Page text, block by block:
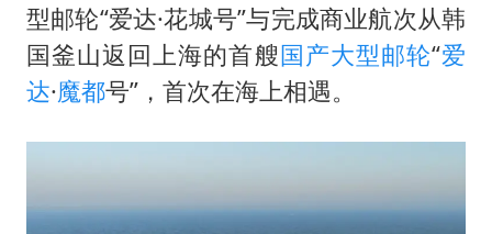
型邮轮“爱达·花城号”与完成商业航次从韩
国釜山返回上海的首艘国产大型邮轮“爱
达·魔都号”，首次在海上相遇。